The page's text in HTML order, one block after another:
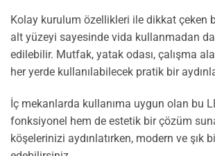
Kolay kurulum özellikleri ile dikkat çeken
alt yüzeyi sayesinde vida kullanmadan da
edilebilir. Mutfak, yatak odası, çalışma
her yerde kullanılabilecek pratik bir
İç mekanlarda kullanıma uygun olan bu
fonksiyonel hem de estetik bir çözüm
köşelerinizi aydınlatırken, modern ve şık